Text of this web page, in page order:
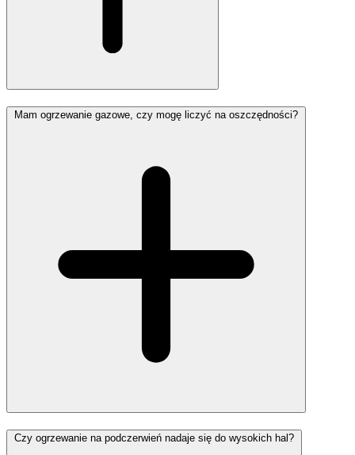
Mam ogrzewanie gazowe, czy mogę liczyć na oszczędności?
Czy ogrzewanie na podczerwień nadaje się do wysokich hal?